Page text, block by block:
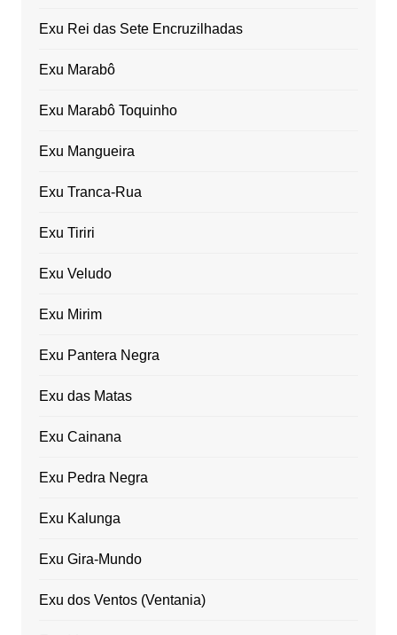
Exu Rei das Sete Encruzilhadas
Exu Marabô
Exu Marabô Toquinho
Exu Mangueira
Exu Tranca-Rua
Exu Tiriri
Exu Veludo
Exu Mirim
Exu Pantera Negra
Exu das Matas
Exu Cainana
Exu Pedra Negra
Exu Kalunga
Exu Gira-Mundo
Exu dos Ventos (Ventania)